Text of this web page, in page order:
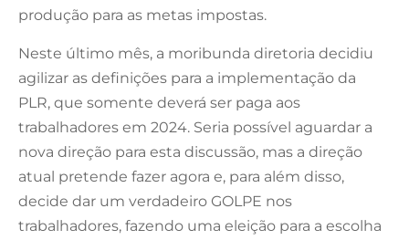
produção para as metas impostas.
Neste último mês, a moribunda diretoria decidiu
agilizar as definições para a implementação da
PLR, que somente deverá ser paga aos
trabalhadores em 2024. Seria possível aguardar a
nova direção para esta discussão, mas a direção
atual pretende fazer agora e, para além disso,
decide dar um verdadeiro GOLPE nos
trabalhadores, fazendo uma eleição para a escolha